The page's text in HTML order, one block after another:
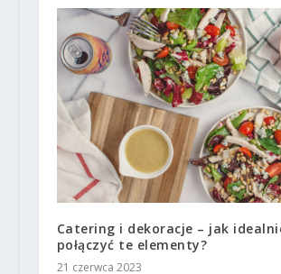
Catering i dekoracje – jak
połączyć te elementy?
21 czerwca 2023